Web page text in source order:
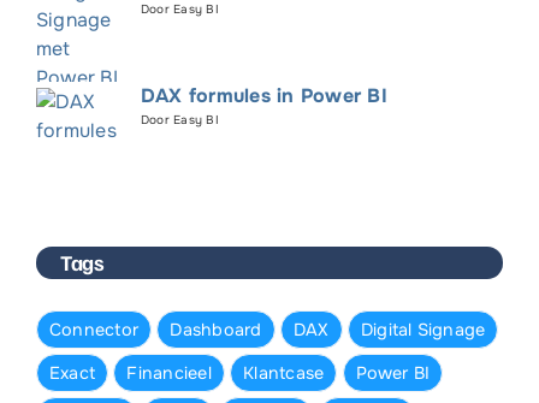
Door Easy BI
DAX formules in Power BI
Door Easy BI
Tags
Connector Dashboard DAX
Digital Signage
Exact
Financieel Klantcase
Power BI